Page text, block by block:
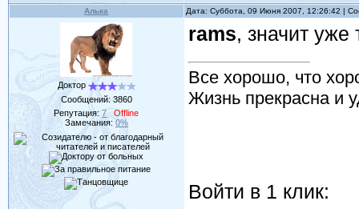
Алька Дата: Суббота, 09 Июня 2007, 12:26:42 |
Доктор
Сообщений: 3860
Репутация:7
Offline
Замечания: 0%
rams, значит уже
Все хорошо, что
Жизнь прекрасна и
Войти в 1 клик: